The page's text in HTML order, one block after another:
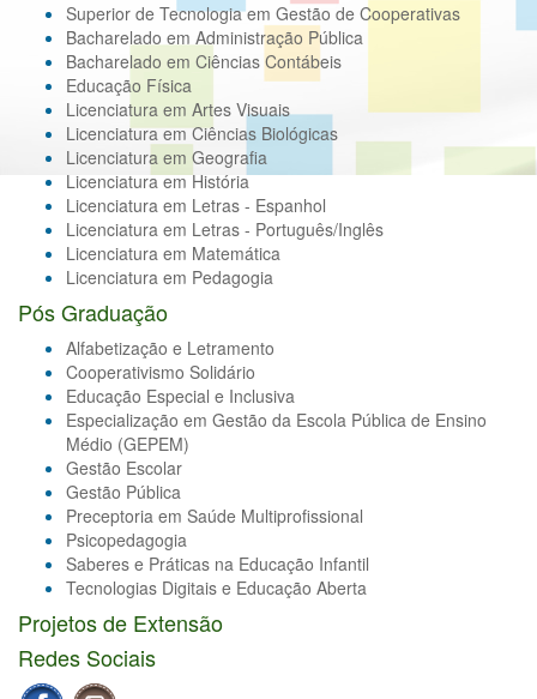
Superior de Tecnologia em Gestão de Cooperativas
Bacharelado em Administração Pública
Bacharelado em Ciências Contábeis
Educação Física
Licenciatura em Artes Visuais
Licenciatura em Ciências Biológicas
Licenciatura em Geografia
Licenciatura em História
Licenciatura em Letras - Espanhol
Licenciatura em Letras - Português/Inglês
Licenciatura em Matemática
Licenciatura em Pedagogia
Pós Graduação
Alfabetização e Letramento
Cooperativismo Solidário
Educação Especial e Inclusiva
Especialização em Gestão da Escola Pública de Ensino
Médio (GEPEM)
Gestão Escolar
Gestão Pública
Preceptoria em Saúde Multiprofissional
Psicopedagogia
Saberes e Práticas na Educação Infantil
Tecnologias Digitais e Educação Aberta
Projetos de Extensão
Redes Sociais